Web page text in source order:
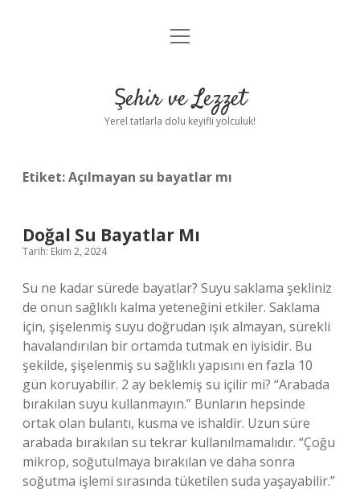
Anasayfa
Yasal Uyarı
menüyü
Şehir ve Lezzet
Yerel tatlarla dolu keyifli yolculuk!
Etiket:Açılmayan su bayatlar mı
Doğal Su Bayatlar Mı
Tarih: Ekim 2, 2024
Su ne kadar sürede bayatlar? Suyu saklama şekliniz
de onun sağlıklı kalma yeteneğini etkiler. Saklama
için, şişelenmiş suyu doğrudan ışık almayan, sürekli
havalandırılan bir ortamda tutmak en iyisidir. Bu
şekilde, şişelenmiş su sağlıklı yapısını en fazla 10
gün koruyabilir. 2 ay beklemiş su içilir mi? “Arabada
bırakılan suyu kullanmayın.” Bunların hepsinde
ortak olan bulantı, kusma ve ishaldir. Uzun süre
arabada bırakılan su tekrar kullanılmamalıdır. “Çoğu
mikrop, soğutulmaya bırakılan ve daha sonra
soğutma işlemi sırasında tüketilen suda yaşayabilir.”